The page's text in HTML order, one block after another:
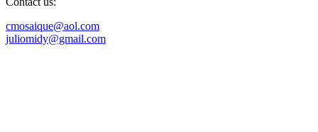
cmosaique@aol.com
juliomidy@gmail.com